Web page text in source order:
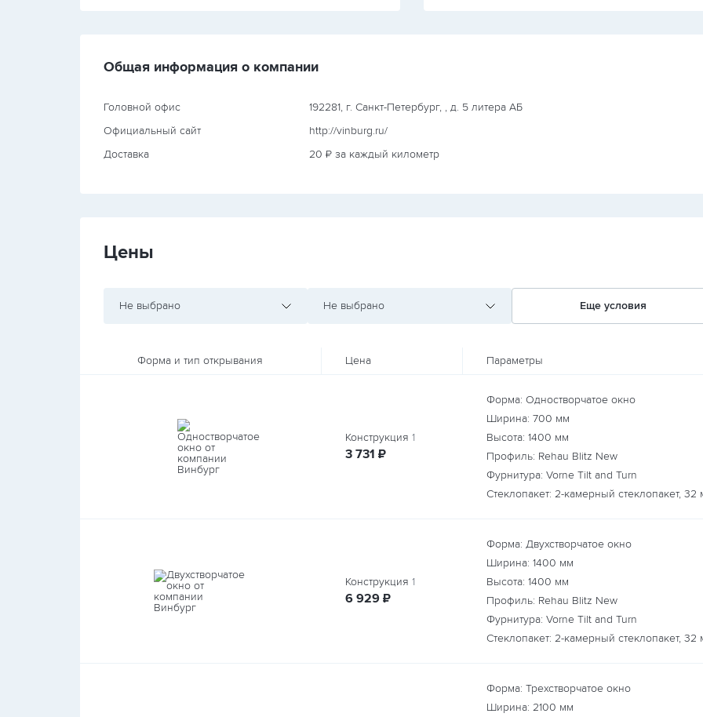
Общая информация о компании
Головной офис
192281, г. Санкт-Петербург, , д. 5 литера АБ
Официальный сайт
http://vinburg.ru/
Доставка
20 ₽ за каждый километр
Цены
Не выбрано Не выбрано Еще условия
Форма и тип открывания Цена Параметры
Конструкция 1
3 731 руб.
₽
Форма: Одностворчатое окно
Ширина: 700 мм
Высота: 1400 мм
Профиль: Rehau Blitz New
Фурнитура: Vorne Tilt and Turn
Стеклопакет: 2-камерный стеклопакет, 32
Конструкция 1
6 929 руб.
₽
Форма: Двухстворчатое окно
Ширина: 1400 мм
Высота: 1400 мм
Профиль: Rehau Blitz New
Фурнитура: Vorne Tilt and Turn
Стеклопакет: 2-камерный стеклопакет, 32
Форма: Трехстворчатое окно
Ширина: 2100 мм